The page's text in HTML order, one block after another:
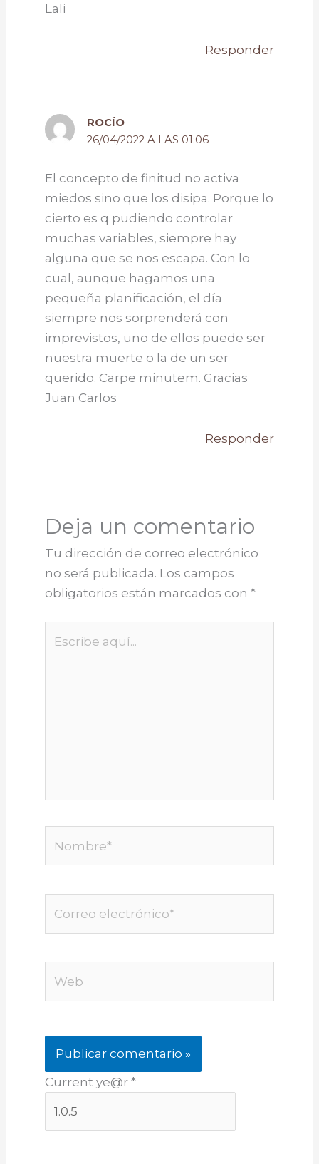
Lali
Responder
ROCÍO
26/04/2022 A LAS 01:06
El concepto de finitud no activa
miedos sino que los disipa. Porque lo
cierto es q pudiendo controlar
muchas variables, siempre hay
alguna que se nos escapa. Con lo
cual, aunque hagamos una
pequeña planificación, el día
siempre nos sorprenderá con
imprevistos, uno de ellos puede ser
nuestra muerte o la de un ser
querido. Carpe minutem. Gracias
Juan Carlos
Responder
Deja un comentario
Tu dirección de correo electrónico
no será publicada. Los campos
obligatorios están marcados con *
aquí...
Current ye@r *